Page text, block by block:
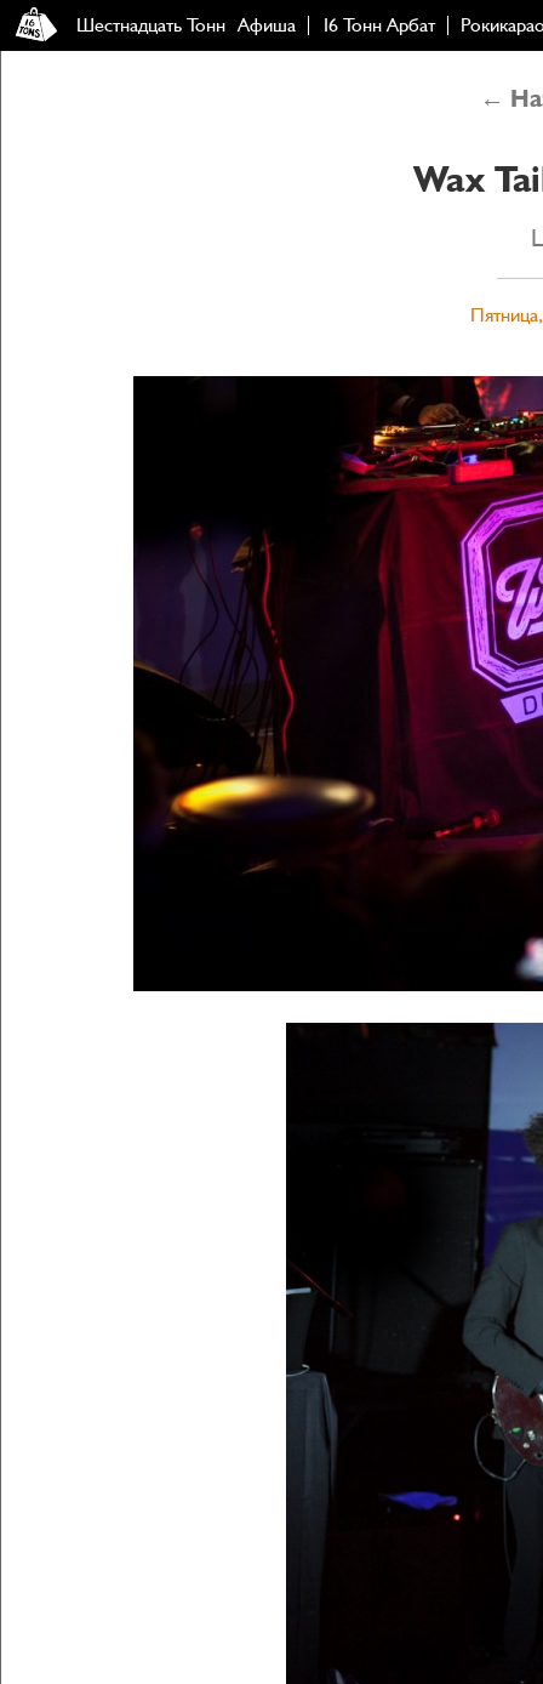
Шестнадцать Тонн Афиша 16 Тонн Арбат
←
Wax